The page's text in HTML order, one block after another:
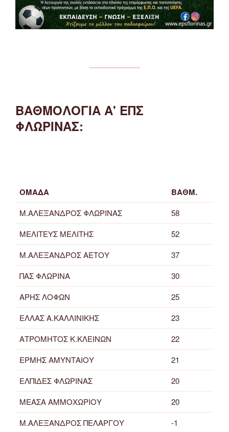
ΒΑΘΜΟΛΟΓΙΑ Α' ΕΠΣ
ΦΛΩΡΙΝΑΣ:
ΟΜΑΔΑ ΒΑΘΜ.
Μ.ΑΛΕΞΑΝΔΡΟΣ ΦΛΩΡΙΝΑΣ
58
ΜΕΛΙΤΕΥΣ ΜΕΛΙΤΗΣ
52
Μ.ΑΛΕΞΑΝΔΡΟΣ ΑΕΤΟΥ
37
ΠΑΣ ΦΛΩΡΙΝΑ
30
ΑΡΗΣ ΛΟΦΩΝ
25
ΕΛΛΑΣ Α.ΚΑΛΛΙΝΙΚΗΣ
23
ΑΤΡΟΜΗΤΟΣ Κ.ΚΛΕΙΝΩΝ
22
ΕΡΜΗΣ ΑΜΥΝΤΑΙΟΥ
21
ΕΛΠΙΔΕΣ ΦΛΩΡΙΝΑΣ
20
ΜΕΑΣΑ ΑΜΜΟΧΩΡΙΟΥ
20
Μ.ΑΛΕΞΑΝΔΡΟΣ ΠΕΛΑΡΓΟΥ
-1